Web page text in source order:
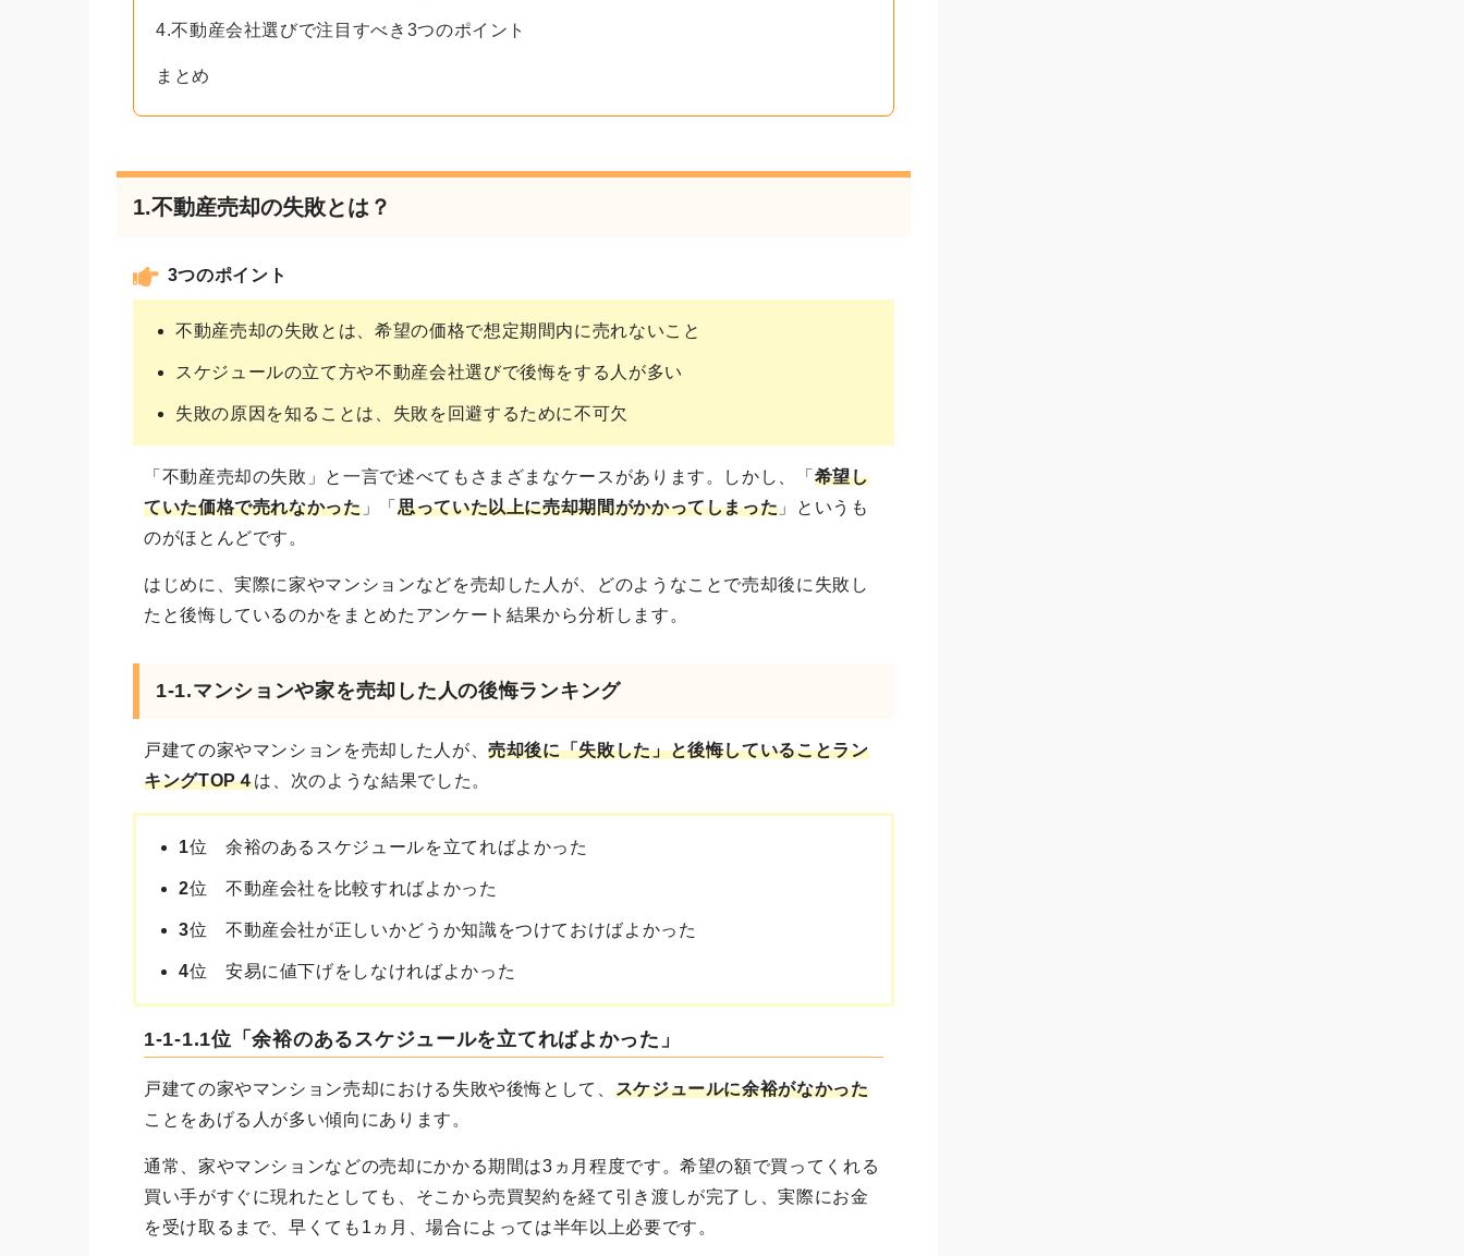
4.不動産会社選びで注目すべき3つのポイント
まとめ
1.不動産売却の失敗とは？
3つのポイント
不動産売却の失敗とは、希望の価格で想定期間内に売れないこと
スケジュールの立て方や不動産会社選びで後悔をする人が多い
失敗の原因を知ることは、失敗を回避するために不可欠
「不動産売却の失敗」と一言で述べてもさまざまなケースがあります。しかし、「 希望し
ていた価格で売れなかった」「 思っていた以上に売却期間がかかってしまった 」というも
のがほとんどです。
はじめに、実際に家やマンションなどを売却した人が、どのようなことで売却後に失敗し
たと後悔しているのかをまとめたアンケート結果から分析します。
1-1.マンションや家を売却した人の後悔ランキング
戸建ての家やマンションを売却した人が、売却後に「失敗した」と後悔していることラン
キングTOP４は、次のような結果でした。
1位 余裕のあるスケジュールを立てればよかった
2位 不動産会社を比較すればよかった
3位 不動産会社が正しいかどうか知識をつけておけばよかった
4位 安易に値下げをしなければよかった
1-1-1.1位「余裕のあるスケジュールを立てればよかった」
戸建ての家やマンション売却における失敗や後悔として、 スケジュールに余裕がなかった
ことをあげる人が多い傾向にあります。
通常、家やマンションなどの売却にかかる期間は3ヵ月程度です。希望の額で買ってくれる
買い手がすぐに現れたとしても、そこから売買契約を経て引き渡しが完了し、実際にお金
を受け取るまで、早くても1ヵ月、場合によっては半年以上必要です。